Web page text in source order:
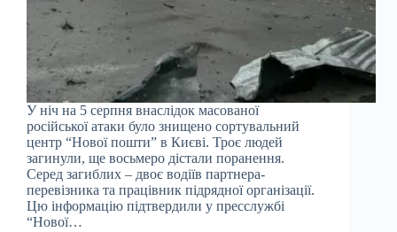
У ніч на 5 серпня внаслідок масованої
російської атаки було знищено сортувальний
центр “Нової пошти” в Києві. Троє людей
загинули, ще восьмеро дістали поранення.
Серед загиблих – двоє водіїв партнера-
перевізника та працівник підрядної організації.
Цю інформацію підтвердили у пресслужбі
“Нової…